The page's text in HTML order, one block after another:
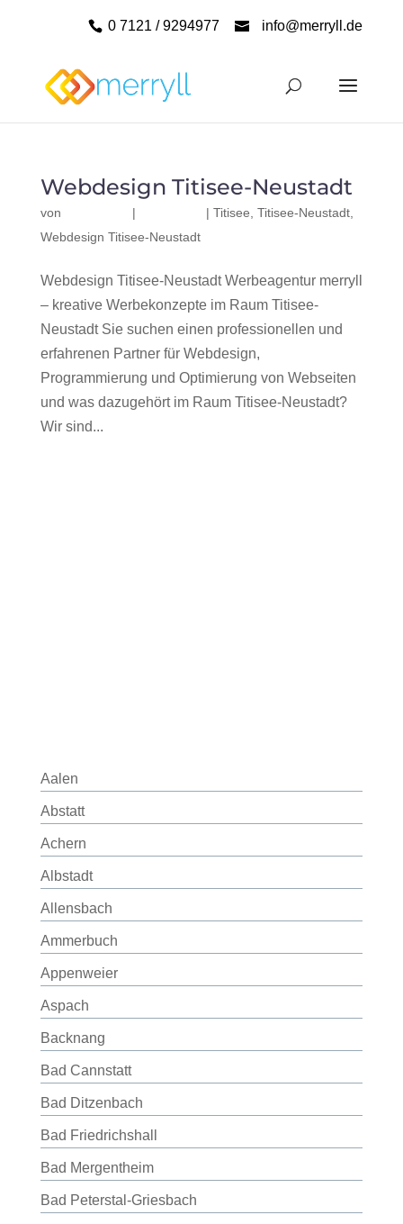
0 7121 / 9294977 info@merryll.de
Webdesign Titisee-Neustadt
von | | Titisee Titisee-Neustadt,
Webdesign Titisee-Neustadt
Webdesign Titisee-Neustadt Werbeagentur merryll
– kreative Werbekonzepte im Raum Titisee-
Neustadt Sie suchen einen professionellen und
erfahrenen Partner für Webdesign,
Programmierung und Optimierung von Webseiten
und was dazugehört im Raum Titisee-Neustadt?
Wir sind...
Aalen
Abstatt
Achern
Albstadt
Allensbach
Ammerbuch
Appenweier
Aspach
Backnang
Bad Cannstatt
Bad Ditzenbach
Bad Friedrichshall
Bad Mergentheim
Bad Peterstal-Griesbach